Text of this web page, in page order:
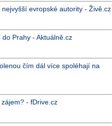
evropské autority - Živě.cz
Prahy - Aktuálně.cz
čím dál více spoléhají na
- fDrive.cz